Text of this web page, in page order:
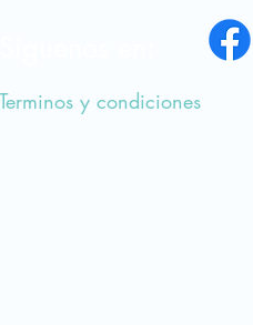
Terminos y condiciones